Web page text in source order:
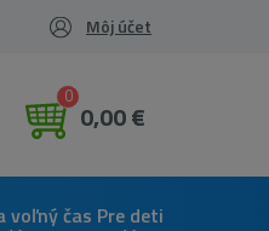
Môj účet
0
0,00 €
voľný čas Pre deti